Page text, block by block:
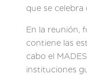
que se celebra
En la reunión,
contiene las
cabo el
instituciones